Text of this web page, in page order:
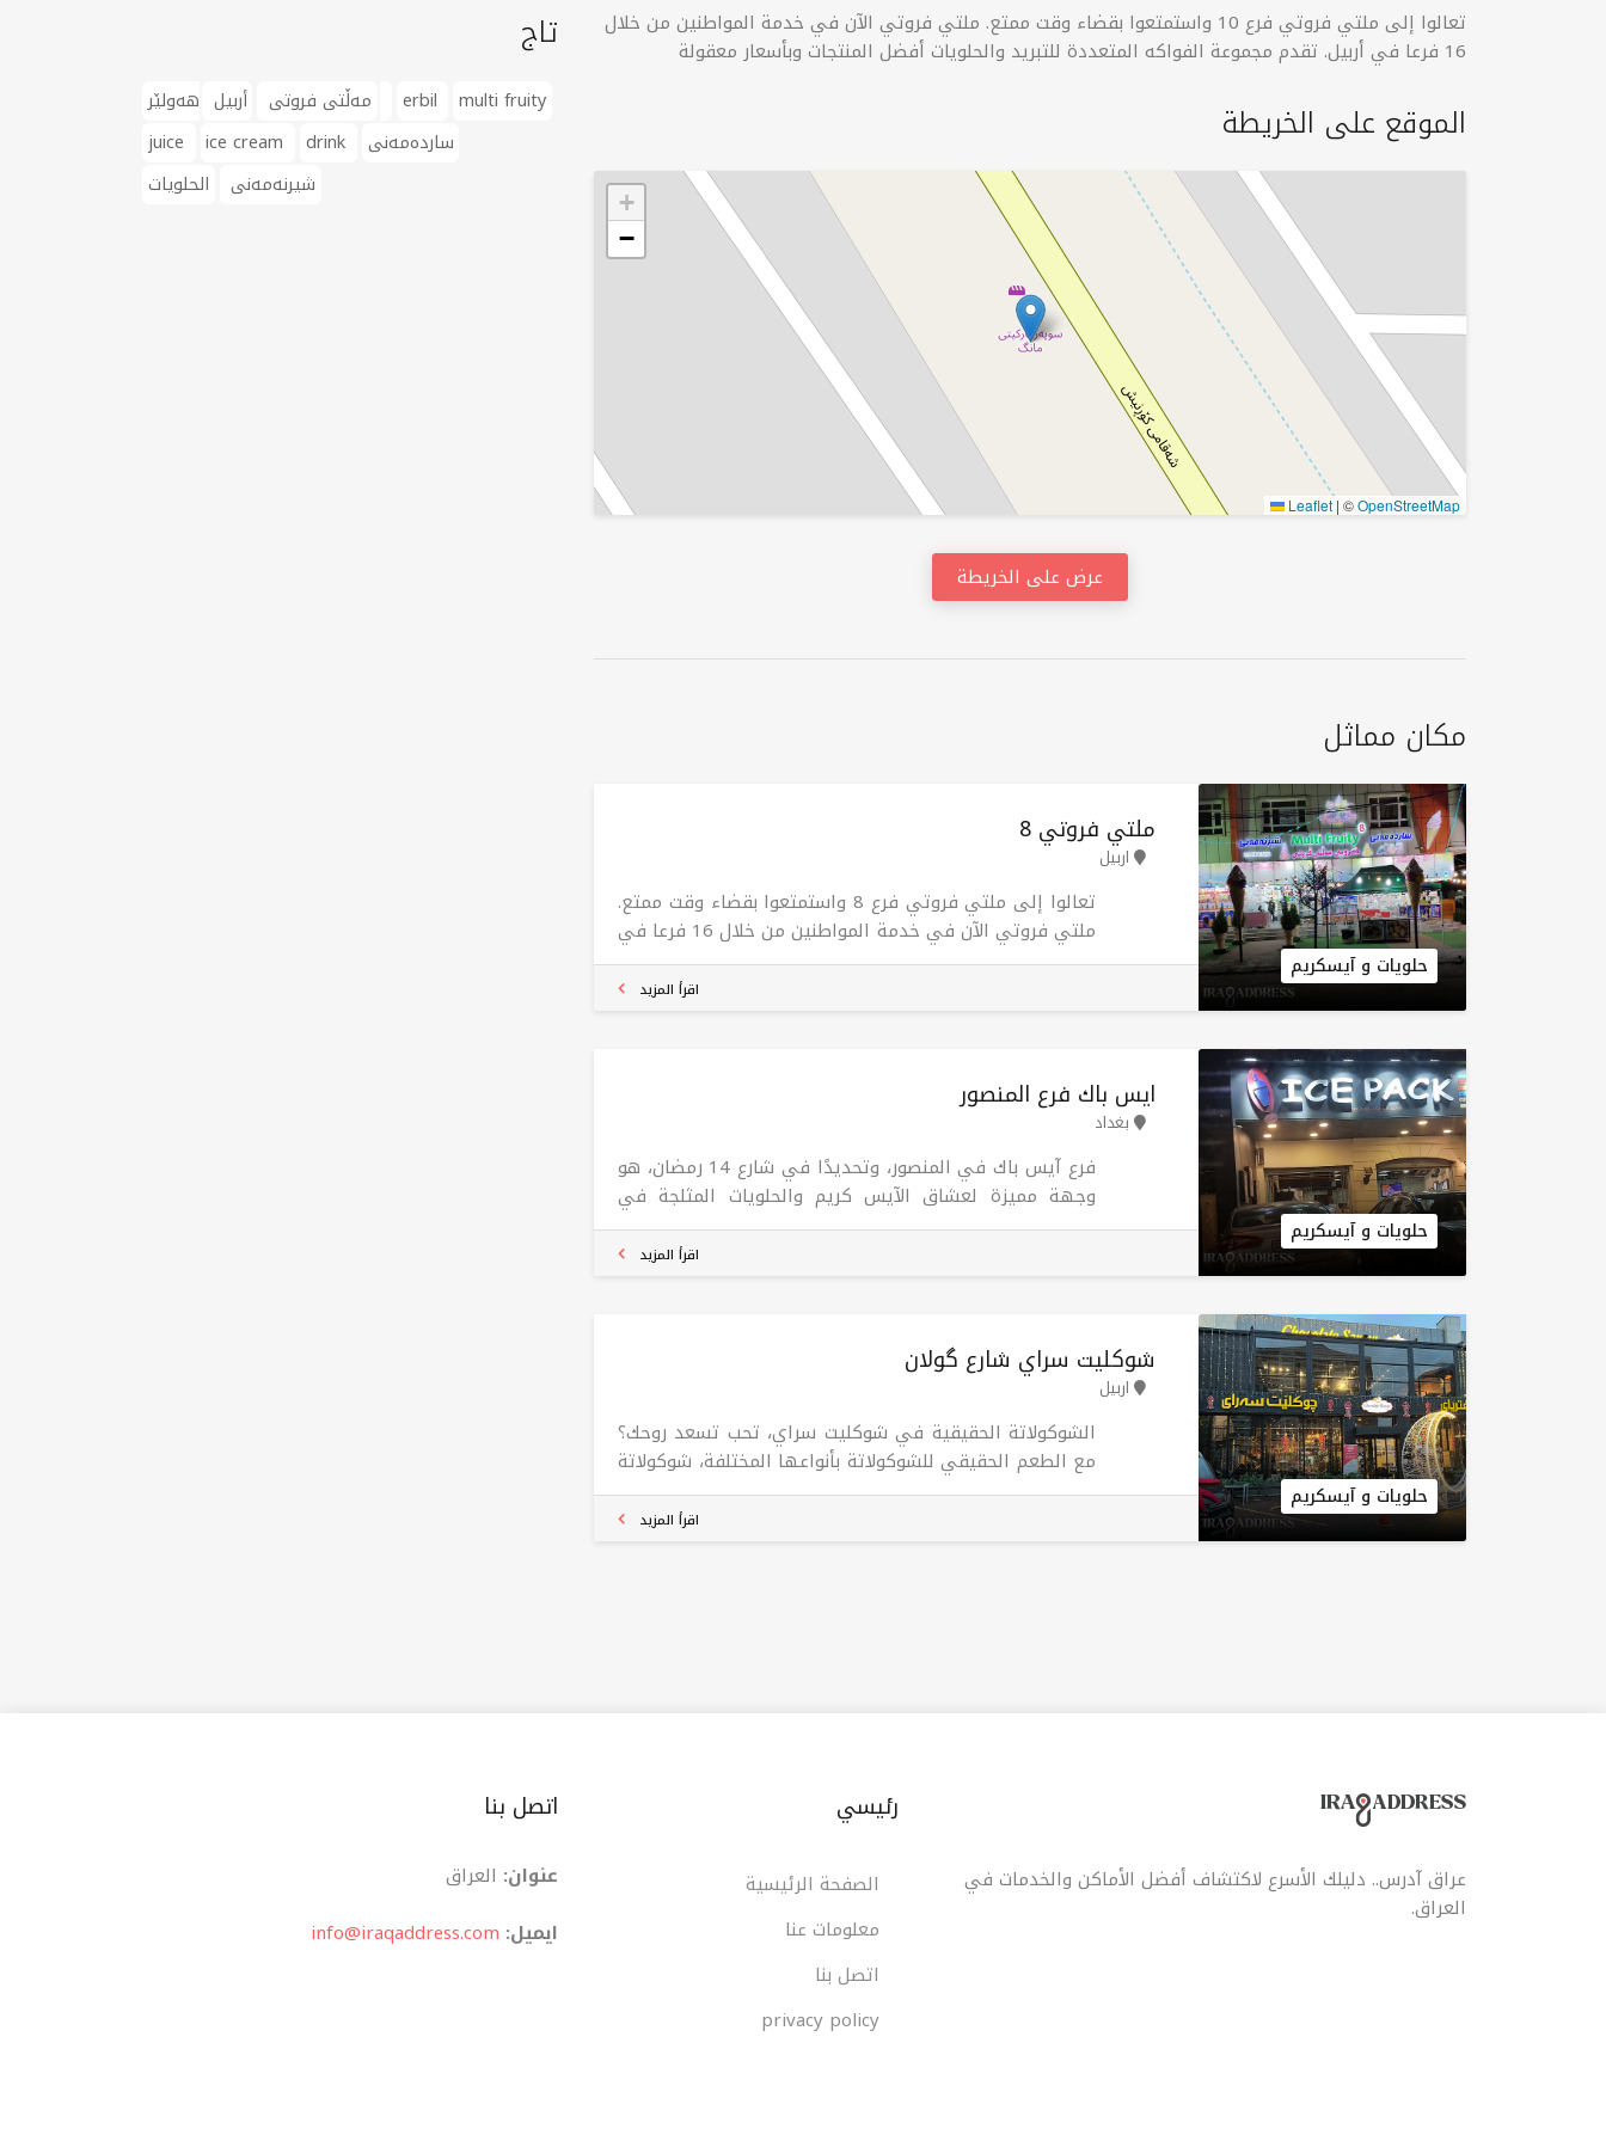
تاج
مەڵتی فروتی أربيل erbil
multi fruity
juice
ice cream drink
ساردەمەنی
شیرنەمەنی
الحلويات
تعالوا إلى ملتي فروتي فرع 10 واستمتعوا بقضاء وقت ممتع. ملتي فروتي الآن في خدمة المواطنين من خلال
16 فرعا في أربيل. تقدم مجموعة الفواكه المتعددة للتبريد والحلويات أفضل المنتجات وبأسعار معقولة
الموقع على الخريطة
+
−
Leaflet | ©OpenStreetMap
عرض على الخريطة
مكان مماثل
ملتي فروتي 8
اربيل
حلويات و آيسكريم
تعالوا إلى ملتي فروتي فرع 8 واستمتعوا بقضاء وقت ممتع.
ملتي فروتي الآن في خدمة المواطنين من خلال 16 فرعا في
أربيل. تقدم مجموعة الفواكه المتعددة للتبريد والحلويات
اقرأ المزيد
ايس باك فرع المنصور
بغداد
حلويات و آيسكريم
فرع آيس باك في المنصور، وتحديدًا في شارع 14 رمضان، هو
وجهة مميزة لعشاق الآيس كريم والحلويات المثلجة في
بغداد. يقدم هذا الفرع مجموعة متنوعة من النكهات المميزة
من الآيس كريم، بالإضافة إلى العصائر والميلك شيك
اقرأ المزيد
شوكليت سراي شارع گولان
اربيل
حلويات و آيسكريم
الشوكولاتة الحقيقية في شوكليت سراي، تحب تسعد روحك؟
مع الطعم الحقيقي للشوكولاتة بأنواعها المختلفة، شوكولاتة
دبي متوفرة لدى شوكولاتة سراي! إنها النكهة الفريدة
اقرأ المزيد
عراق آدرس.. دليلك الأسرع لاكتشاف أفضل الأماكن والخدمات في
العراق.
رئيسي
الصفحة الرئيسية
معلومات عنا
اتصل بنا
privacy policy
اتصل بنا
عنوان: العراق
ایمیل: info@iraqaddress.com